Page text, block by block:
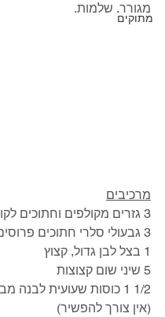
מתוקים
מגורר. שלמות.
מרכיבים
3 גזרים מקולפים וחתוכים לקוביות קטנות
3 גבעולי סלרי חתוכים פרוסים
1 בצל לבן גדול, קצוץ
5 שיני שום קצוצות
1/2 1 כוסות שעועית
(אין צורך להפשיר)